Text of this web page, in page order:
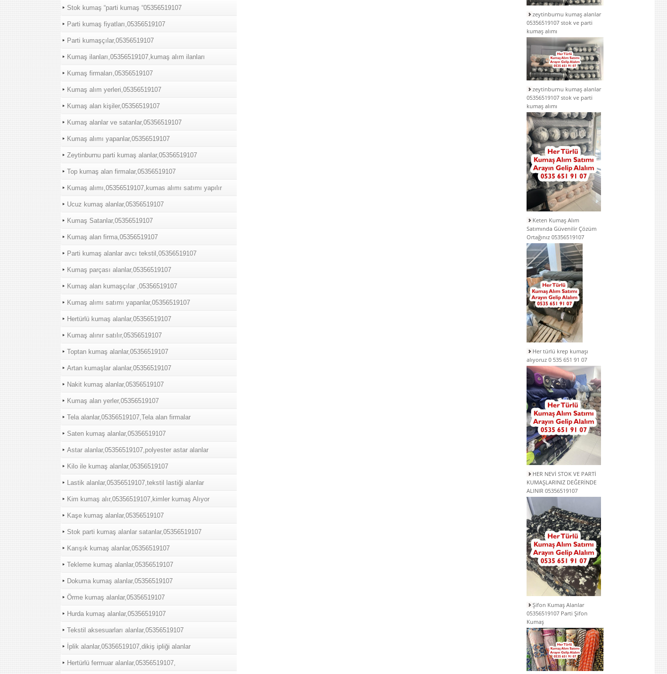
Stok kumaş “parti kumaş “05356519107
Parti kumaş fiyatları,05356519107
Parti kumaşçılar,05356519107
Kumaş ilanları,05356519107,kumaş alım ilanları
Kumaş firmaları,05356519107
Kumaş alım yerleri,05356519107
Kumaş alan kişiler,05356519107
Kumaş alanlar ve satanlar,05356519107
Kumaş alımı yapanlar,05356519107
Zeytinburnu parti kumaş alanlar,05356519107
Top kumaş alan firmalar,05356519107
Kumaş alımı,05356519107,kumas alımı satımı yapılır
Ucuz kumaş alanlar,05356519107
Kumaş Satanlar,05356519107
Kumaş alan firma,05356519107
Parti kumaş alanlar avcı tekstil,05356519107
Kumaş parçası alanlar,05356519107
Kumaş alan kumaşçılar ,05356519107
Kumaş alımı satımı yapanlar,05356519107
Hertürlü kumaş alanlar,05356519107
Kumaş alınır satılır,05356519107
Toptan kumaş alanlar,05356519107
Artan kumaşlar alanlar,05356519107
Nakit kumaş alanlar,05356519107
Kumaş alan yerler,05356519107
Tela alanlar,05356519107,Tela alan firmalar
Saten kumaş alanlar,05356519107
Astar alanlar,05356519107,polyester astar alanlar
Kilo ile kumaş alanlar,05356519107
Lastik alanlar,05356519107,tekstil lastiği alanlar
Kim kumaş alır,05356519107,kimler kumaş Alıyor
Kaşe kumaş alanlar,05356519107
Stok parti kumaş alanlar satanlar,05356519107
Karışık kumaş alanlar,05356519107
Tekleme kumaş alanlar,05356519107
Dokuma kumaş alanlar,05356519107
Örme kumaş alanlar,05356519107
Hurda kumaş alanlar,05356519107
Tekstil aksesuarları alanlar,05356519107
İplik alanlar,05356519107,dikiş ipliği alanlar
Hertürlü fermuar alanlar,05356519107,
zeytinburnu kumaş alanlar
05356519107 stok ve parti
kumaş alımı
zeytinburnu kumaş alanlar
05356519107 stok ve parti
kumaş alımı
Keten Kumaş Alım
Satımında Güvenilir Çözüm
Ortağınız 05356519107
Her türlü krep kumaşı
alıyoruz 0 535 651 91 07
HER NEVİ STOK VE PARTİ
KUMAŞLARINIZ DEĞERİNDE
ALINIR 05356519107
Şifon Kumaş Alanlar
05356519107 Parti Şifon
Kumaş